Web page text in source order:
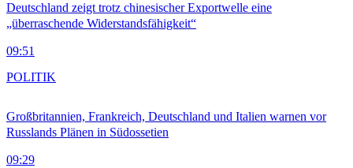
Deutschland zeigt trotz chinesischer Exportwelle eine
„überraschende Widerstandsfähigkeit“
09:51
Großbritannien, Frankreich, Deutschland und Italien warnen vor
Russlands Plänen in Südossetien
09:29
POLITIK